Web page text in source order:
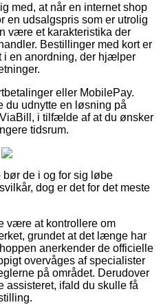
med, at når en internet shop
en udsalgspris som er utrolig
være et karakteristika der
Bestillinger med kort er
i en anordning, der hjælper
eller MobilePay.
du udnytte en løsning på
i tilfælde af at du ønsker
tidsrum.
bør de i og for sig løbe
dog er det for det meste
være at kontrollere om
grundet at det længe har
anerkender de officielle
overvåges af specialister
på området. Derudover
assisteret, ifald du skulle få